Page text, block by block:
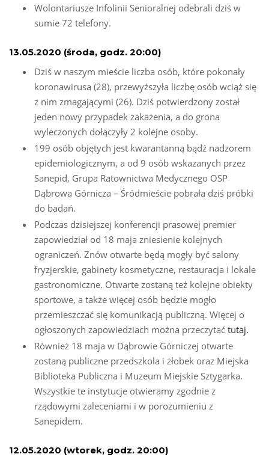
Wolontariusze Infolinii Senioralnej odebrali dziś w
sumie 72 telefony.
13.05.2020 (środa, godz. 20:00)
Dziś w naszym mieście liczba osób, które pokonały
koronawirusa (28), przewyższyła liczbę osób wciąż się
z nim zmagającymi (26). Dziś potwierdzony został
jeden nowy przypadek zakażenia, a do grona
wyleczonych dołączyły 2 kolejne osoby.
199 osób objętych jest kwarantanną bądź nadzorem
epidemiologicznym, a od 9 osób wskazanych przez
Sanepid, Grupa Ratownictwa Medycznego OSP
Dąbrowa Górnicza – Śródmieście pobrała dziś próbki
do badań.
Podczas dzisiejszej konferencji prasowej premier
zapowiedział od 18 maja zniesienie kolejnych
ograniczeń. Znów otwarte będą mogły być salony
fryzjerskie, gabinety kosmetyczne, restauracja i lokale
gastronomiczne. Otwarte zostaną też kolejne obiekty
sportowe, a także więcej osób będzie mogło
przemieszczać się komunikacją publiczną. Więcej o
ogłoszonych zapowiedziach można przeczytać tutaj.
Również 18 maja w Dąbrowie Górniczej otwarte
zostaną publiczne przedszkola i żłobek oraz Miejska
Biblioteka Publiczna i Muzeum Miejskie Sztygarka.
Wszystkie te instytucje otwieramy zgodnie z
rządowymi zaleceniami i w porozumieniu z
Sanepidem.
12.05.2020 (wtorek, godz. 20:00)